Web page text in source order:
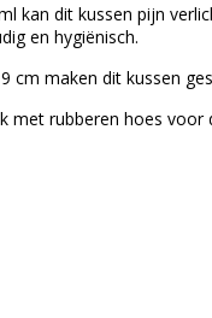
kan dit kussen pijn
en hygiënisch.
cm maken dit kussen
rubberen hoes